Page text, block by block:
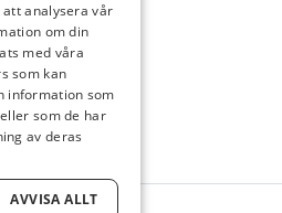
analysera vår
om din
med våra
som kan
information som
som de har
av deras
AVVISA ALLT